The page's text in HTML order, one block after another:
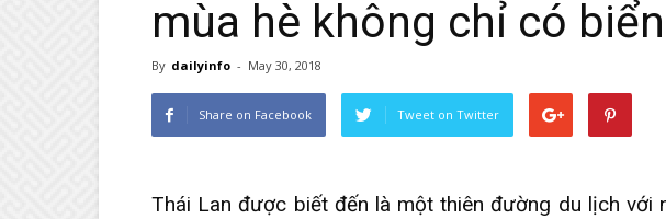
mùa hè không chỉ có biển
By dailyinfo - May 30, 2018
Share on Facebook Tweet on Twitter
Thái Lan được biết đến là một thiên đường du lịch với